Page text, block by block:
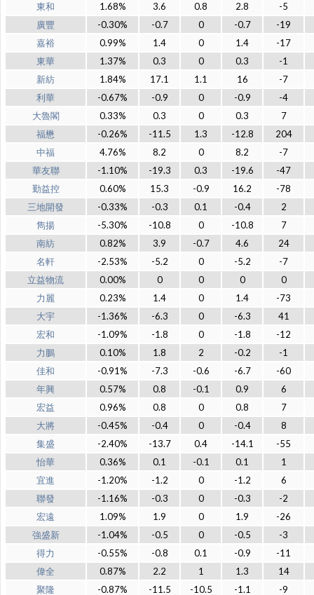
東和
1.68% 3.6 0.8 2.8
-5
廣豐
-0.30% -0.7 0 -0.7
-19
嘉裕
0.99% 1.4 0 1.4
-17
東華
1.37% 0.3 0 0.3
-1
新紡
1.84% 17.1 1.1 16
-7
利華
-0.67% -0.9 0 -0.9
-4
大魯閣
0.33% 0.3 0 0.3
7
福懋
-0.26% -11.5 1.3 -12.8
204
中福
4.76% 8.2 0 8.2
-7
華友聯
-1.10% -19.3 0.3 -19.6
-47
勤益控
0.60% 15.3 -0.9 16.2
-78
三地開發
-0.33% -0.3 0.1 -0.4
2
雋揚
-5.30% -10.8 0 -10.8
7
南紡
0.82% 3.9 -0.7 4.6
24
名軒
-2.53% -5.2 0 -5.2
-7
立益物流
0.00% 0 0 0
0
力麗
0.23% 1.4 0 1.4
-73
大宇
-1.36% -6.3 0 -6.3
41
宏和
-1.09% -1.8 0 -1.8
-12
力鵬
0.10% 1.8 2 -0.2
-1
佳和
-0.91% -7.3 -0.6 -6.7
-60
年興
0.57% 0.8 -0.1 0.9
6
宏益
0.96% 0.8 0 0.8
7
大將
-0.45% -0.4 0 -0.4
8
集盛
-2.40% -13.7 0.4 -14.1
-55
怡華
0.36% 0.1 -0.1 0.1
1
宜進
-1.20% -1.2 0 -1.2
6
聯發
-1.16% -0.3 0 -0.3
-2
宏遠
1.09% 1.9 0 1.9
-26
強盛新
-1.04% -0.5 0 -0.5
-3
得力
-0.55% -0.8 0.1 -0.9
-11
偉全
0.87% 2.2 1 1.3
14
聚隆
-0.87% -11.5 -10.5 -1.1 -9